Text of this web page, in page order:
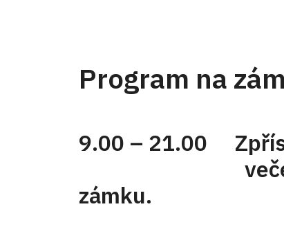
Program na
9.00 – 21.00
večerní
zámku.